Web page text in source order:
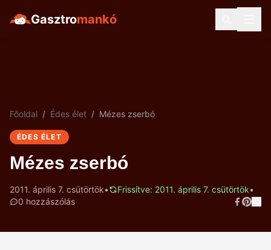
Gasztromankó
Főoldal / Édes élet / Mézes zserbó
ÉDES ÉLET
Mézes zserbó
2011. április 7. csütörtök• Frissítve: 2011. április 7. csütörtök•
0 hozzászólás